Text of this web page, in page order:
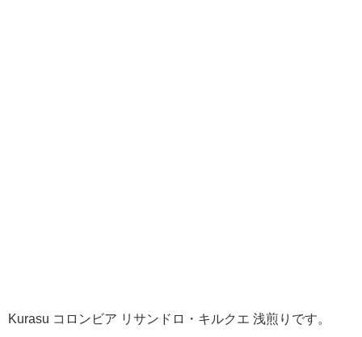
Kurasu コロンビア リサンドロ・キルクエ 浅煎りです。